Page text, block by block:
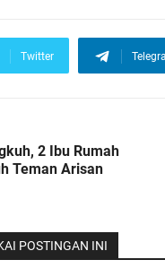
Twitter
2 Ibu Rumah
Teman Arisan
POSTINGAN INI